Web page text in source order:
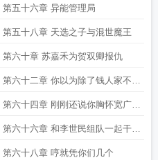
的子民
第五十六章 异能管理局
第五十八章 天选之子与混世魔王
第六十章 苏嘉禾为贺双卿报仇
第六十二章 你以为除了钱人家不会
骗你别的
第六十四章 刚刚还说你胸怀宽广呢
这就抽过去了
第六十六章 和李世民组队一起干票
大的
第六十八章 哼就凭你们几个